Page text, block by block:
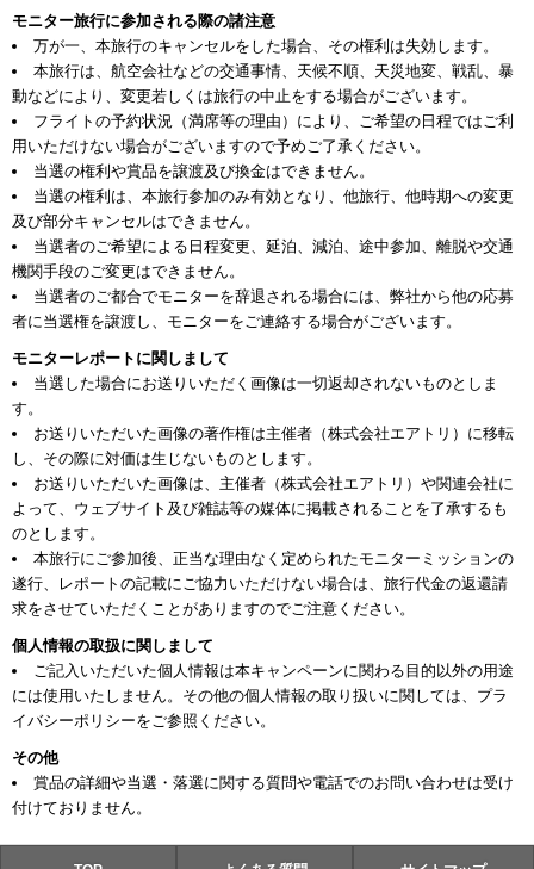
モニター旅行に参加される際の諸注意
万が一、本旅行のキャンセルをした場合、その権利は失効します。
本旅行は、航空会社などの交通事情、天候不順、天災地変、戦乱、暴
動などにより、変更若しくは旅行の中止をする場合がございます。
フライトの予約状況（満席等の理由）により、ご希望の日程ではご利
用いただけない場合がございますので予めご了承ください。
当選の権利や賞品を譲渡及び換金はできません。
当選の権利は、本旅行参加のみ有効となり、他旅行、他時期への変更
及び部分キャンセルはできません。
当選者のご希望による日程変更、延泊、減泊、途中参加、離脱や交通
機関手段のご変更はできません。
当選者のご都合でモニターを辞退される場合には、弊社から他の応募
者に当選権を譲渡し、モニターをご連絡する場合がございます。
モニターレポートに関しまして
当選した場合にお送りいただく画像は一切返却されないものとしま
す。
お送りいただいた画像の著作権は主催者（株式会社エアトリ）に移転
し、その際に対価は生じないものとします。
お送りいただいた画像は、主催者（株式会社エアトリ）や関連会社に
よって、ウェブサイト及び雑誌等の媒体に掲載されることを了承するも
のとします。
本旅行にご参加後、正当な理由なく定められたモニターミッションの
遂行、レポートの記載にご協力いただけない場合は、旅行代金の返還請
求をさせていただくことがありますのでご注意ください。
個人情報の取扱に関しまして
ご記入いただいた個人情報は本キャンペーンに関わる目的以外の用途
には使用いたしません。その他の個人情報の取り扱いに関しては、プラ
イバシーポリシーをご参照ください。
その他
賞品の詳細や当選・落選に関する質問や電話でのお問い合わせは受け
付けておりません。